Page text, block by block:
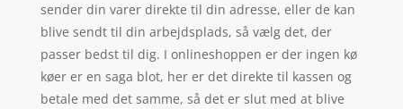
sender din varer direkte til din adresse, eller de kan
blive sendt til din arbejdsplads, så vælg det, der
passer bedst til dig. I onlineshoppen er der ingen kø
køer er en saga blot, her er det direkte til kassen og
betale med det samme, så det er slut med at blive